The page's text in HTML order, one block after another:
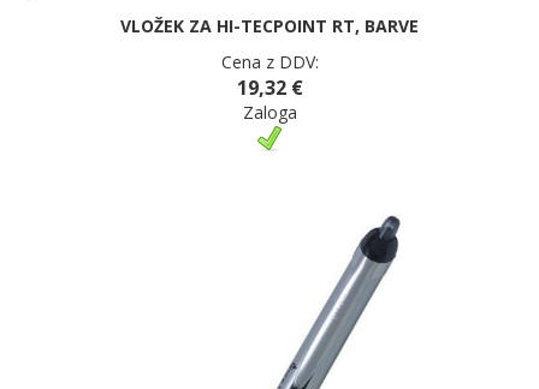
VLOŽEK ZA HI-TECPOINT RT, BARVE
Cena z DDV:
19,32 €
Zaloga